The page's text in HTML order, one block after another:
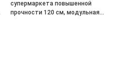
супермаркета повышенной
прочности 120 см, модульная